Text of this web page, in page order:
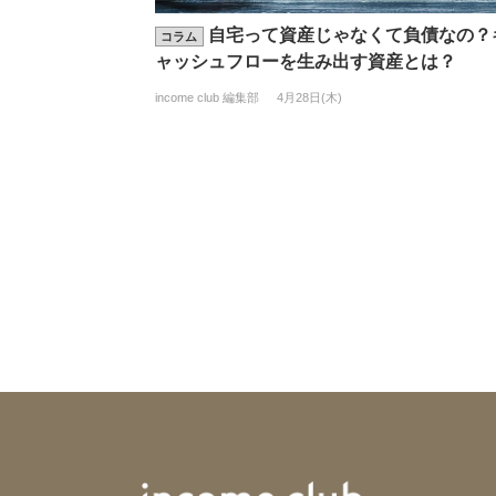
コラム
自宅って資産じゃなくて負債なの？
ャッシュフローを生み出す資産とは？
income club 編集部 4月28日(木)